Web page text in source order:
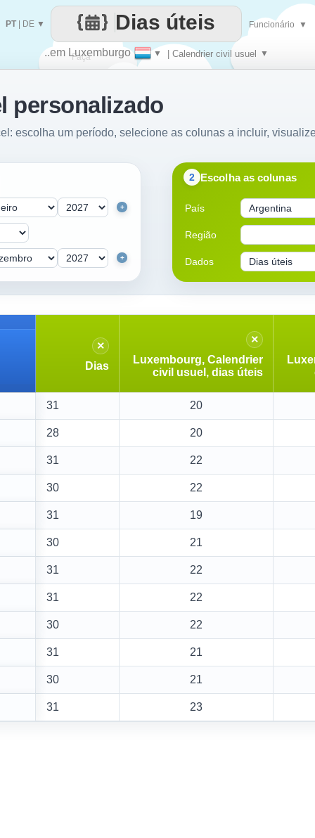
Faça
cada
..em Luxemburgo ▼ | Calendrier civil usuel ▼
Dias úteis
PT| DE ▼ Funcionário ▼
personalizado
escolha um período, selecione as colunas a incluir,
2 Escolha as colunas
País
Região
Dados
+
+
×
Dias
×
Luxembourg, Calendrier
civil usuel, dias úteis
31 20
28 20
31 22
30 22
31 19
30 21
31 22
31 22
30 22
31 21
30 21
31 23